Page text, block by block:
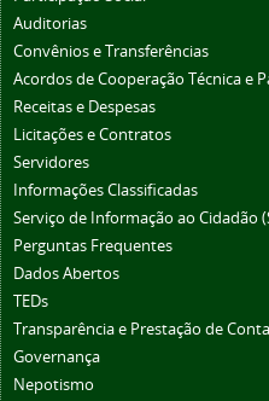
Auditorias
Convênios e Transferências
Acordos de Cooperação Técnica e
Receitas e Despesas
Licitações e Contratos
Servidores
Informações Classificadas
Serviço de Informação ao Cidadão
Perguntas Frequentes
Dados Abertos
TEDs
Transparência e Prestação de
Governança
Nepotismo